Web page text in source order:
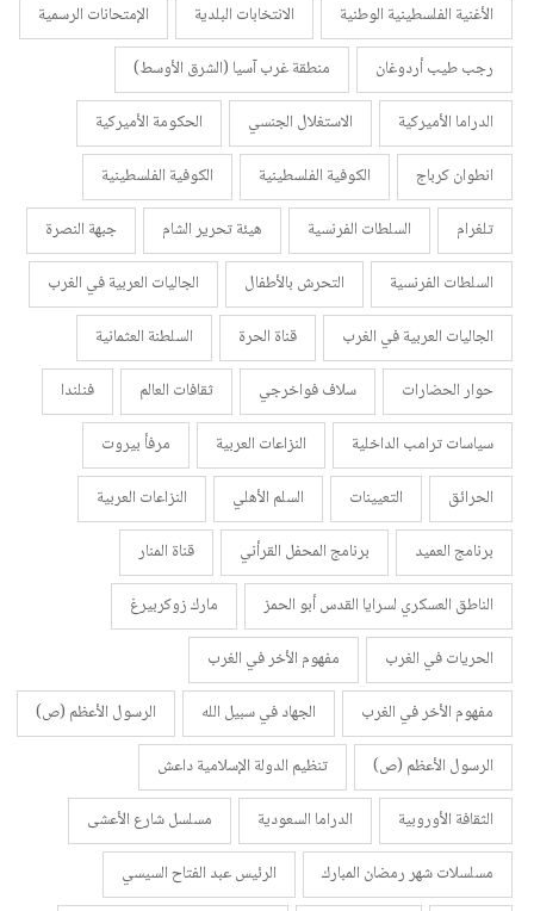
الأغنية الفلسطينية الوطنية
الانتخابات البلدية
الإمتحانات الرسمية
رجب طيب أردوغان
منطقة غرب آسيا (الشرق الأوسط)
الدراما الأميركية
الاستغلال الجنسي
الحكومة الأميركية
انطوان كرباج
الكوفية الفلسطينية
الكوفية الفلسطينية
تلغرام
السلطات الفرنسية هيئة تحرير الشام
جبهة النصرة
السلطات الفرنسية
التحرش بالأطفال
الجاليات العربية في الغرب
الجاليات العربية في الغرب
قناة الحرة
السلطنة العثمانية
حوار الحضارات
سلاف فواخرجي ثقافات العالم
فنلندا
سياسات ترامب الداخلية
النزاعات العربية
مرفأ بيروت
الحرائق
التعيينات السلم الأهلي
النزاعات العربية
برنامج العميد
برنامج المحفل القرأني
قناة المنار
الناطق العسكري لسرايا القدس أبو الحمز
مارك زوكربيرغ
الحريات في الغرب
مفهوم الأخر في الغرب
مفهوم الأخر في الغرب
الجهاد في سبيل الله
الرسول الأعظم (ص)
الرسول الأعظم (ص)
تنظيم الدولة الإسلامية داعش
الثقافة الأوروبية
الدراما السعودية
مسلسل شارع الأعشى
مسلسلات شهر رمضان المبارك
الرئيس عبد الفتاح السيسي